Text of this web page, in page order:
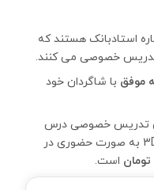
طاهری از اساتید 2 ستاره استادبانک هستند که
تدریس خصوصی می کنند.
با شاگردان خود
90 دقیقه ای تدریس خصوصی درس
نرم‌افزار تری دی مکس 3Dmax به صورت حضوری در
است.